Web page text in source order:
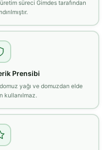
süreci Gimdes tarafından
Prensibi
yağı ve domuzdan elde
kullanılmaz.